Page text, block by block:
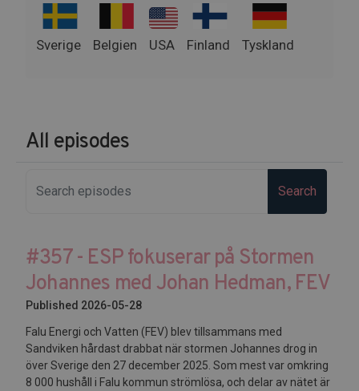
Sverige Belgien USA Finland Tyskland
All episodes
Search
#357 - ESP fokuserar på Stormen
Johannes med Johan Hedman, FEV
Published 2026-05-28
Falu Energi och Vatten (FEV) blev tillsammans med
Sandviken hårdast drabbat när stormen Johannes drog in
över Sverige den 27 december 2025. Som mest var omkring
8 000 hushåll i Falu kommun strömlösa, och delar av nätet är